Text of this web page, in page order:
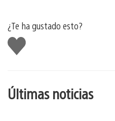
¿Te ha gustado esto?
Me
gusta
Últimas noticias